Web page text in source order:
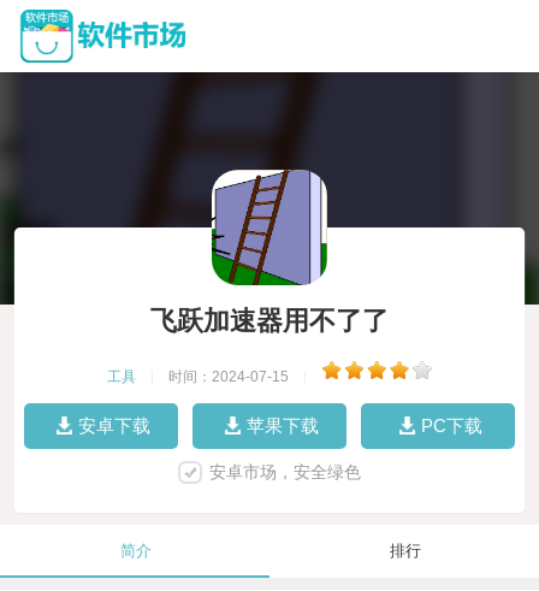
飞跃加速器用不了了
工具 时间：2024-07-15
安卓下载 苹果下载 PC下载
安卓市场，安全绿色
简介 排行